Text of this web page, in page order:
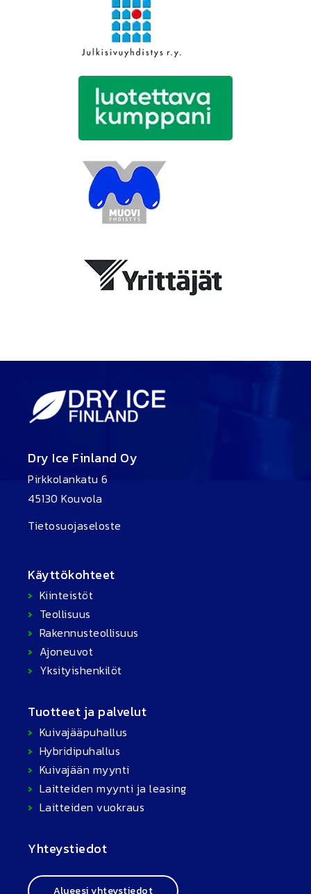
Dry Ice Finland Oy
Pirkkolankatu 6
45130 Kouvola
Tietosuojaseloste
Käyttökohteet
Kiinteistöt
Teollisuus
Rakennusteollisuus
Ajoneuvot
Yksityishenkilöt
Tuotteet ja palvelut
Kuivajääpuhallus
Hybridipuhallus
Kuivajään myynti
Laitteiden myynti ja leasing
Laitteiden vuokraus
Yhteystiedot
Alueesi yhteystiedot